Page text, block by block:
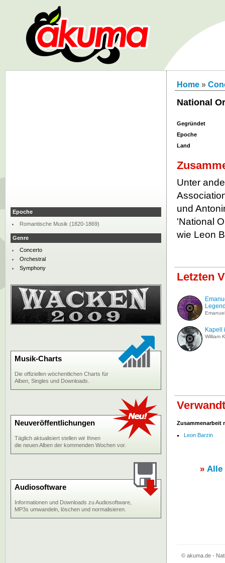
Home »
National
Gegründet
Epoche
Land
Unter
und
'National
wie Leon
Letzten
Kapell
William
Zusammenarbeit
Leon Barzin
» Alle
Epoche
Romantische Musik (1820-1869)
Genre
Concerto
Orchestral
Symphony
Musik-Charts
Die offiziellen wöchentlichen Charts für
Alben, Singles und Downloads.
Neuveröffentlichungen
Täglich aktualisiert stellen wir Ihnen
die neuen Alben der kommenden Wochen vor.
Audiosoftware
Informationen und Downloads zu Audiosoftware,
MP3s umwandeln, löschen und normalisieren.
© akuma.de -